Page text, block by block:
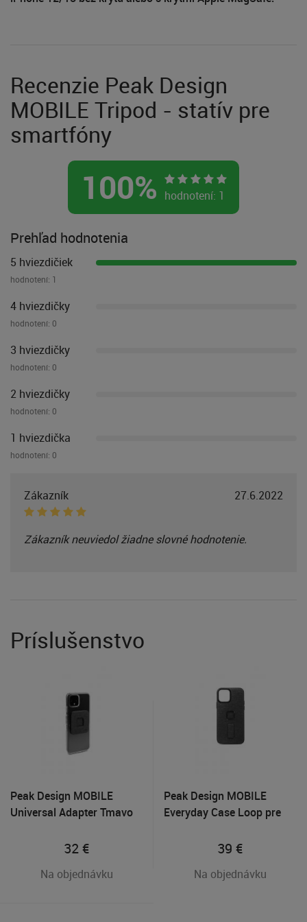
Recenzie Peak Design
MOBILE Tripod - statív pre
smartfóny
100% hodnotení: 1
Prehľad hodnotenia
5 hviezdičiek
hodnotení: 1
4 hviezdičky
hodnotení: 0
3 hviezdičky
hodnotení: 0
2 hviezdičky
hodnotení: 0
1 hviezdička
hodnotení: 0
Zákazník 27.6.2022
Zákazník neuviedol žiadne slovné hodnotenie.
Príslušenstvo
Peak Design MOBILE
Universal Adapter Tmavo
32€
Na objednávku
Peak Design MOBILE
Everyday Case Loop pre
39 €
Na objednávku